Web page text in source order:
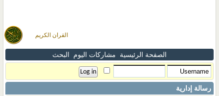
القران الكريم
الصفحة الرئيسية مشاركات اليوم البحث
رسالة إدارية